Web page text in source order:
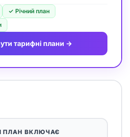
✓ Річний план
тарифні плани →
ПЛАН ВКЛЮЧАЄ